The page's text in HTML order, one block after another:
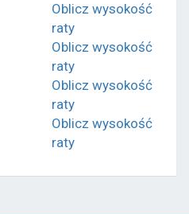
Oblicz wysokość
raty
Oblicz wysokość
raty
Oblicz wysokość
raty
Oblicz wysokość
raty